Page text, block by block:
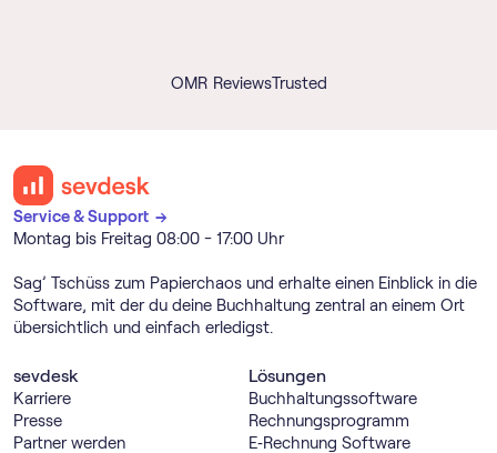
OMR ReviewsTrusted
Service & Support →
Montag bis Freitag 08:00 - 17:00 Uhr
Sag’ Tschüss zum Papierchaos und erhalte einen Einblick in die
Software, mit der du deine Buchhaltung zentral an einem Ort
übersichtlich und einfach erledigst.
sevdesk
Karriere
Presse
Partner werden
Lösungen
Buch­haltungs­software
Rechnungs­programm
E‑Rechnung Software